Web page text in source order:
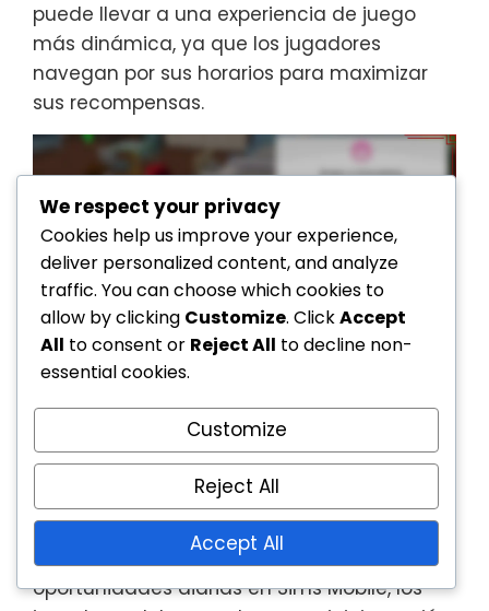
puede llevar a una experiencia de juego
más dinámica, ya que los jugadores
navegan por sus horarios para maximizar
sus recompensas.
¿Cómo maximizar los
beneficios de las
oportunidades diarias?
Para maximizar los beneficios de las
oportunidades diarias en Sims Mobile, los
We respect your privacy
Cookies help us improve your experience,
deliver personalized content, and analyze
traffic. You can choose which cookies to
allow by clicking Customize. ClickAccept
All to consent or Reject All to decline non-
essential cookies.
Customize
Reject All
Accept All